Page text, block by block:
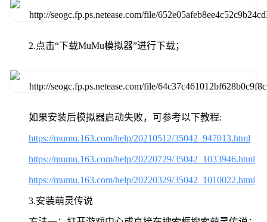
2.点击“下载MuMu模拟器”进行下载；
如果安装后模拟器启动失败，可参考以下教程:
https://mumu.163.com/help/20210512/35042_947013.html
https://mumu.163.com/help/20220729/35042_1033946.html
https://mumu.163.com/help/20220329/35042_1010022.html
3.安装萌灵传说